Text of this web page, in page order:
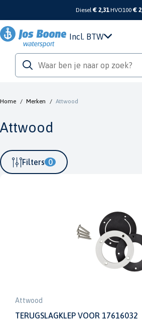
Diesel€ 2,31 HVO100 €
Incl. BTW
Home / Merken / Attwood
Attwood
Filters 0
Attwood
TERUGSLAGKLEP VOOR 17616032